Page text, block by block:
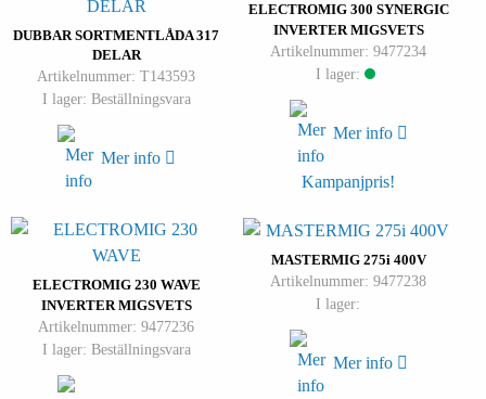
DUBBAR SORTMENTLÅDA 317
DELAR
Artikelnummer: T143593
I lager: Beställningsvara
Mer info
ELECTROMIG 300 SYNERGIC
INVERTER MIGSVETS
Artikelnummer: 9477234
I lager:
Mer info
Kampanjpris!
ELECTROMIG 230 WAVE
INVERTER MIGSVETS
Artikelnummer: 9477236
I lager: Beställningsvara
MASTERMIG 275i 400V
Artikelnummer: 9477238
I lager:
Mer info